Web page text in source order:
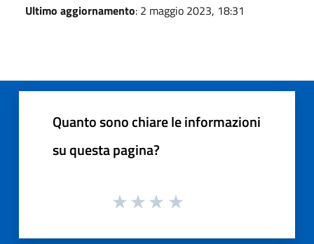
Ultimo aggiornamento: 2 maggio 2023, 18:31
Quanto sono chiare le informazioni
su questa pagina?